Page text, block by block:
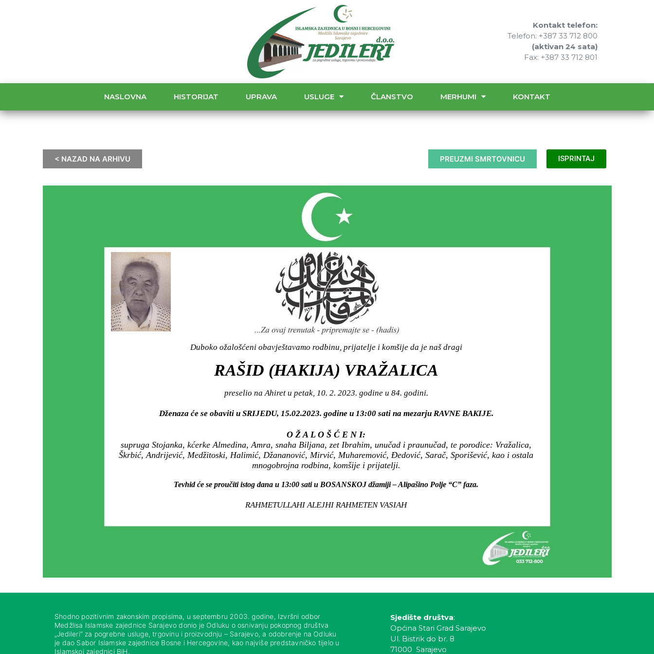
Kontakt telefon:
Telefon: +387 33 712 800
(aktivan 24 sata)
Fax: +387 33 712 801
NASLOVNA HISTORIJAT UPRAVA USLUGE ČLANSTVO MERHUMI KONTAKT
< NAZAD NA ARHIVU PREUZMI SMRTOVNICU ISPRINTAJ
Duboko ožalošćeni obavještavamo rodbinu, prijatelje i komšije da je naš dragi
RAŠID (HAKIJA) VRAŽALICA
preselio na Ahiret u petak, 10. 2. 2023. godine u 84. godini.
Dženaza će se obaviti u SRIJEDU, 15.02.2023. godine u 13:00 sati na mezarju RAVNE BAKIJE.
O Ž A L O Š Ć E N I:
supruga Stojanka, kćerke Almedina, Amra, snaha Biljana, zet Ibrahim, unučad i praunučad, te porodice: Vražalica,
Škrbić, Andrijević, Medžitoski, Halimić, Džananović, Mirvić, Muharemović, Đedović, Sarač, Sporišević, kao i ostala
mnogobrojna rodbina, komšije i prijatelji.
Tevhid će se proučiti istog dana u 13:00 sati u BOSANSKOJ džamiji – Alipašino Polje “C” faza.
RAHMETULLAHI ALEJHI RAHMETEN VASIAH
Shodno pozitivnim zakonskim propisima, u septembru 2003. godine, Izvršni odbor
Medžlisa Islamske zajednice Sarajevo donio je Odluku o osnivanju pokopnog društva
„Jedileri“ za pogrebne usluge, trgovinu i proizvodnju – Sarajevo, a odobrenje na Odluku
je dao Sabor Islamske zajednice Bosne i Hercegovine, kao najviše predstavničko tijelo u
Islamskoj zajednici BiH.
Sjedište društva:
Općina Stari Grad Sarajevo
Ul. Bistrik do br. 8
71000 Sarajevo